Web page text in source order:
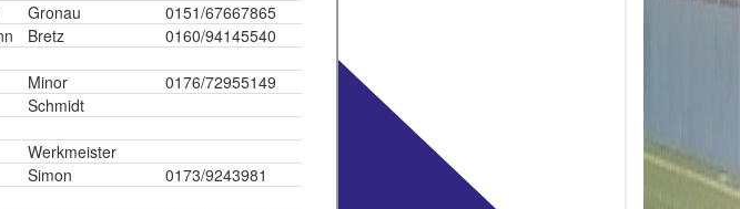
Gronau
0151/67667865
Bretz 0160/94145540
Minor
0176/72955149
Schmidt
Werkmeister
Simon 0173/9243981